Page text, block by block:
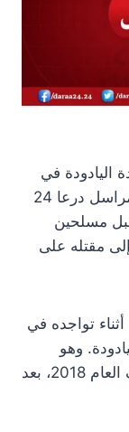
اليادودة في
الريف الغربي من محافظة درعا، حسب مراسل درعا 24
مسلحين
مقتله على
تواجده في
وهو
يحمل بطاقة تسوية ومصالحة منذ منتصف العام 2018، بعد